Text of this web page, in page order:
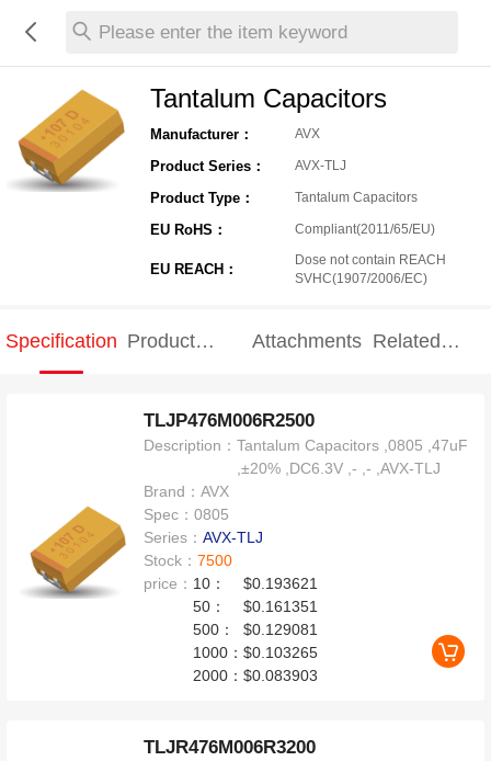
Please enter the item keyword
Tantalum Capacitors
Manufacturer： AVX
Product Series： AVX-TLJ
Product Type： Tantalum Capacitors
EU RoHS： Compliant(2011/65/EU)
EU REACH：
Dose not contain REACH
SVHC(1907/2006/EC)
Specification Product
Attachments Related
TLJP476M006R2500
Description：Tantalum Capacitors ,0805 ,47uF
,±20% ,DC6.3V ,- ,- ,AVX-TLJ
Brand：AVX
Spec：0805
Series：AVX-TLJ
Stock：7500
price： 10：
$0.193621
50：
$0.161351
500：
$0.129081
1000：$0.103265
2000：$0.083903
TLJR476M006R3200